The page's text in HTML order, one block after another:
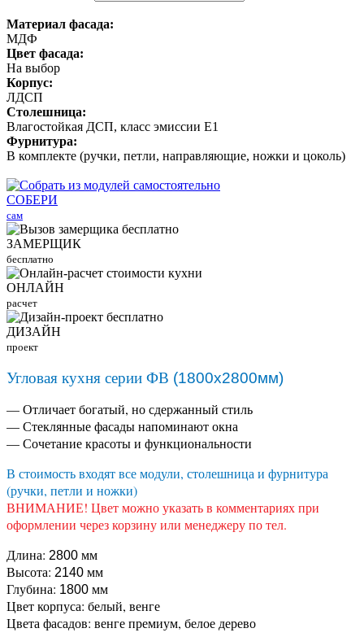
Материал фасада:
МДФ
Цвет фасада:
На выбор
Корпус:
ЛДСП
Столешница:
Влагостойкая ДСП, класс эмиссии Е1
Фурнитура:
В комплекте (ручки, петли, направляющие, ножки и цоколь)
СОБЕРИ
сам
ЗАМЕРЩИК
бесплатно
ОНЛАЙН
расчет
ДИЗАЙН
проект
Угловая кухня серии ФВ (1800х2800мм)
— Отличает богатый, но сдержанный стиль
— Стеклянные фасады напоминают окна
— Сочетание красоты и функциональности
В стоимость входят все модули, столешница и фурнитура
(ручки, петли и ножки)
ВНИМАНИЕ! Цвет можно указать в комментариях при
оформлении через корзину или менеджеру по тел.
Длина: 2800 мм
Высота: 2140 мм
Глубина: 1800 мм
Цвет корпуса: белый, венге
Цвета фасадов: венге премиум, белое дерево